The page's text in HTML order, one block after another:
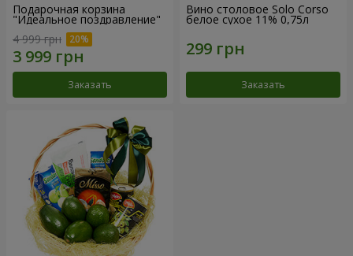
Подарочная корзина
"Идеальное поздравление"
4 999 грн
Заказать
Вино столовое Solo Corso
белое сухое 11% 0,75л
Заказать